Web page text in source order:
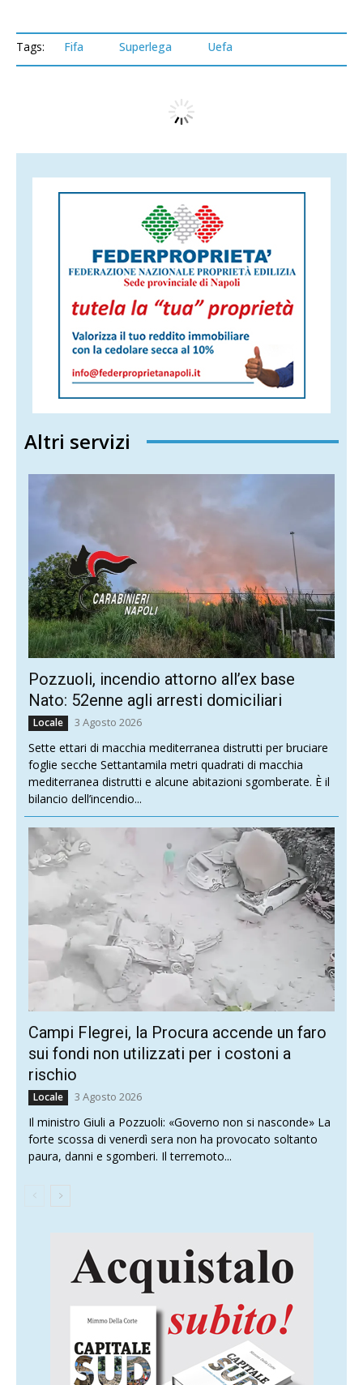
Tags: Fifa Superlega Uefa
Altri servizi
Pozzuoli, incendio attorno all’ex base
Nato: 52enne agli arresti domiciliari
Locale 3 Agosto 2026
Sette ettari di macchia mediterranea distrutti per bruciare
foglie secche Settantamila metri quadrati di macchia
mediterranea distrutti e alcune abitazioni sgomberate. È il
bilancio dell’incendio...
Campi Flegrei, la Procura accende un faro
sui fondi non utilizzati per i costoni a
rischio
Locale 3 Agosto 2026
Il ministro Giuli a Pozzuoli: «Governo non si nasconde» La
forte scossa di venerdì sera non ha provocato soltanto
paura, danni e sgomberi. Il terremoto...